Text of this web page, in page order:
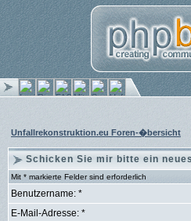
Unfallrekonstruktion.eu Foren-�bersicht
Schicken Sie mir bitte ein
Mit * markierte Felder sind erforderlich
Benutzername: *
E-Mail-Adresse: *